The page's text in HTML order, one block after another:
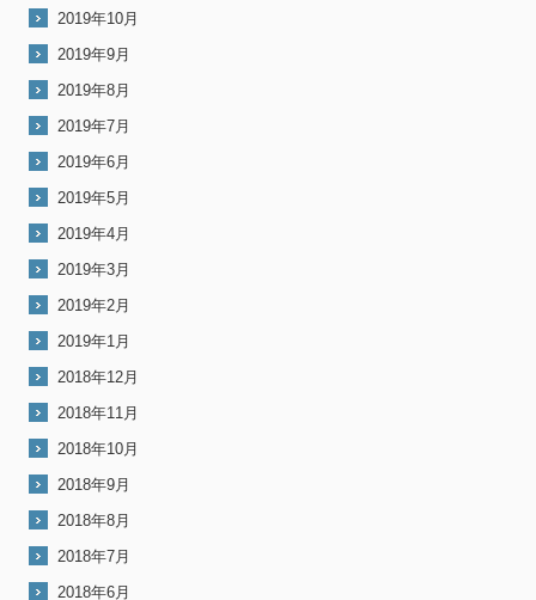
2019年10月
2019年9月
2019年8月
2019年7月
2019年6月
2019年5月
2019年4月
2019年3月
2019年2月
2019年1月
2018年12月
2018年11月
2018年10月
2018年9月
2018年8月
2018年7月
2018年6月